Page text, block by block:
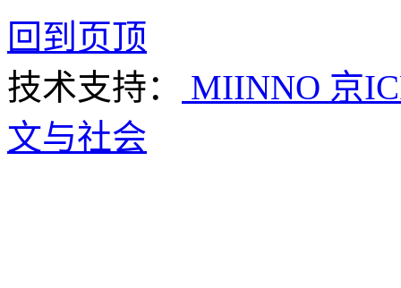
回到页顶
技术支持：
MIINNO 京
文与社会